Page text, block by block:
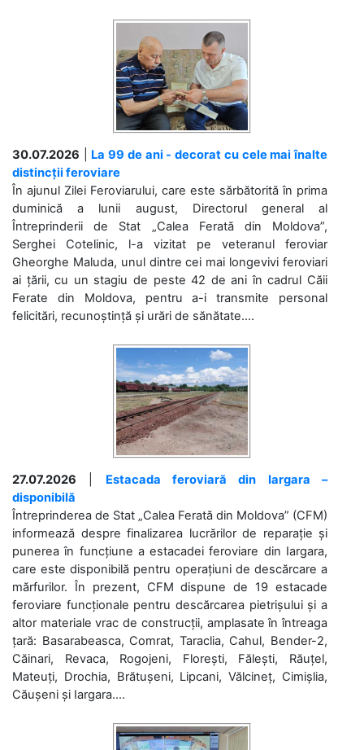
30.07.2026
La 99 de ani - decorat cu cele mai înalte
distincții feroviare
În ajunul Zilei Feroviarului, care este sărbătorită în prima
duminică a lunii august, Directorul general al
Întreprinderii de Stat „Calea Ferată din Moldova”,
Serghei Cotelinic, l-a vizitat pe veteranul feroviar
Gheorghe Maluda, unul dintre cei mai longevivi feroviari
ai țării, cu un stagiu de peste 42 de ani în cadrul Căii
Ferate din Moldova, pentru a-i transmite personal
felicitări, recunoștință și urări de sănătate....
27.07.2026
Estacada feroviară din Iargara –
disponibilă
Întreprinderea de Stat „Calea Ferată din Moldova” (CFM)
informează despre finalizarea lucrărilor de reparație și
punerea în funcțiune a estacadei feroviare din Iargara,
care este disponibilă pentru operațiuni de descărcare a
mărfurilor. În prezent, CFM dispune de 19 estacade
feroviare funcționale pentru descărcarea pietrișului și a
altor materiale vrac de construcții, amplasate în întreaga
țară: Basarabeasca, Comrat, Taraclia, Cahul, Bender-2,
Căinari, Revaca, Rogojeni, Florești, Fălești, Răuțel,
Mateuți, Drochia, Brătușeni, Lipcani, Vălcineț, Cimișlia,
Căușeni și Iargara....